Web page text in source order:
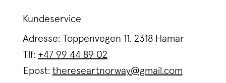
Kundeservice
Adresse: Toppenvegen 11, 2318 Hamar
Tlf: +47 99 44 89 02
Epost: thereseartnorway@gmail.com